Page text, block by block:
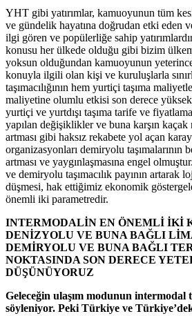
YHT gibi yatırımlar, kamuoyunun tüm
ve gündelik hayatına doğrudan etki eden
ilgi gören ve popülerliğe sahip
konusu her ülkede olduğu gibi bizim
yoksun olduğundan kamuoyunun
konuyla ilgili olan kişi ve kuruluşlarla
taşımacılığının hem yurtiçi taşıma
maliyetine olumlu etkisi son derece
yurtiçi ve yurtdışı taşıma tarife ve
yapılan değişiklikler ve buna karşın kaçak
artması gibi haksız rekabete yol açan
organizasyonları demiryolu taşımalarının
artması ve yaygınlaşmasına engel
ve demiryolu taşımacılık payının artarak
düşmesi, hak ettiğimiz ekonomik
önemli iki parametredir.
INTERMODALİN EN ÖNEMLİ İKİ
DENİZYOLU VE BUNA BAĞLI
DEMİRYOLU VE BUNA BAĞLI
NOKTASINDA SON DERECE
DÜŞÜNÜYORUZ
Geleceğin ulaşım modunun intermodal
söyleniyor. Peki Türkiye ve